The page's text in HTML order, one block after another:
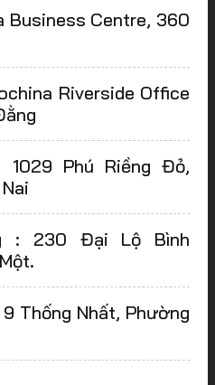
Business Centre, 360
Riverside Office
1029 Phú Riềng Đỏ,
: 230 Đại Lộ Bình
Thống Nhất, Phường